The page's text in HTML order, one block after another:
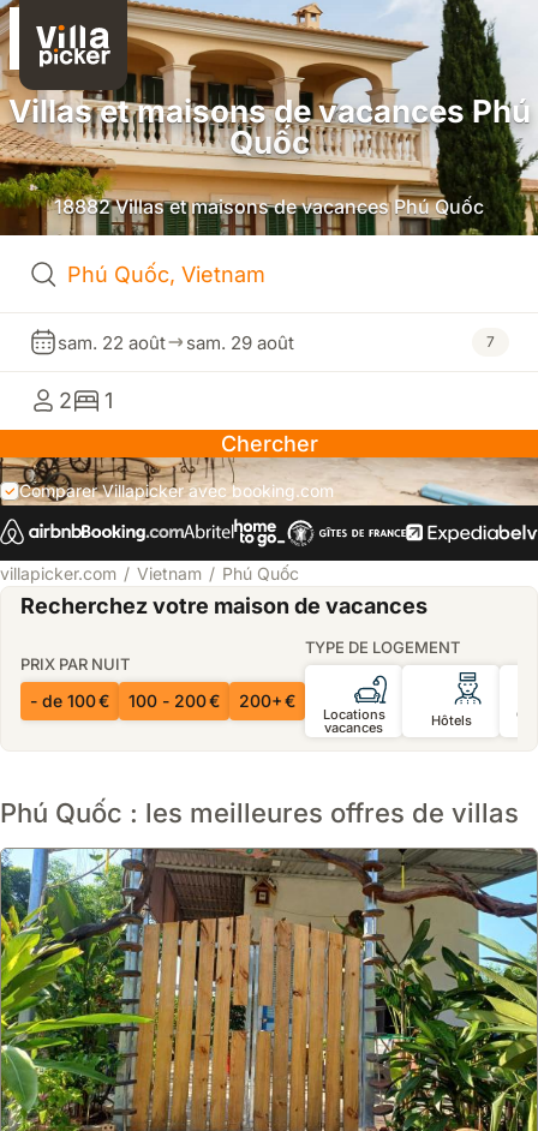
Villas et maisons de vacances Phú
Quốc
18882 Villas et maisons de vacances Phú Quốc
sam. 22 août sam. 29 août 7
2
1
Chercher
Comparer Villapicker avec booking.com
villapicker.com Vietnam Phú Quốc
Recherchez votre maison de vacances
PRIX PAR NUIT
- de 100 € 100 - 200 € 200+ €
TYPE DE LOGEMENT
Locations
vacances Hôtels
Phú Quốc : les meilleures offres de villas